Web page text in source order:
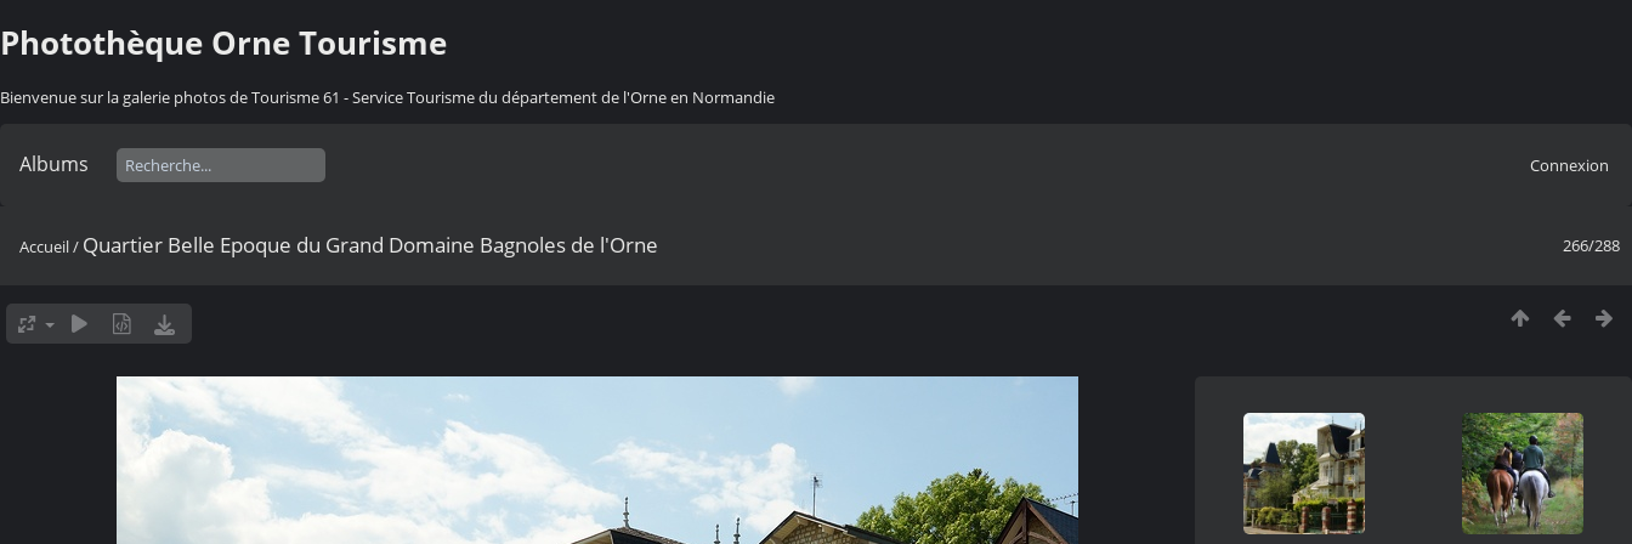
Photothèque Orne Tourisme
Bienvenue sur la galerie photos de Tourisme 61 - Service Tourisme du département de l'Orne en Normandie
Albums Connexion
266/288
Accueil/ Quartier Belle Epoque du Grand Domaine Bagnoles de l'Orne